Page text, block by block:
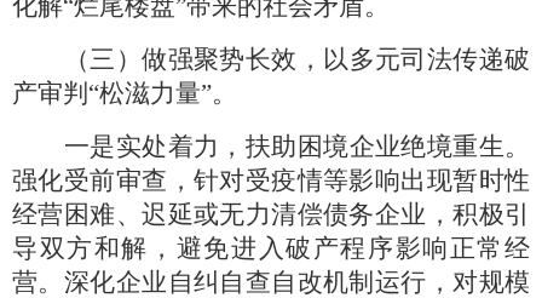
化解“烂尾楼盘”带来的社会矛盾。
（三）做强聚势长效，以多元司法传递破
产审判 “松滋力量”。
一是实处着力，扶助困境企业绝境重生。
强化受前审查，针对受疫情等影响出现暂时性
经营困难、迟延或无力清偿债务企业，积极引
导双方和解，避免进入破产程序影响正常经
营。深化企业自纠自查自改机制运行，对规模